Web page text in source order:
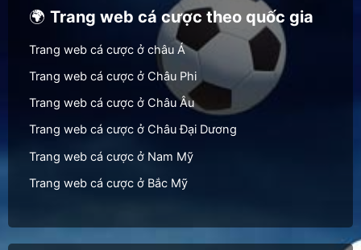
🌍Trang web cá cược theo quốc gia
Trang web cá cược ở châu Á
Trang web cá cược ở Châu Phi
Trang web cá cược ở Châu Âu
Trang web cá cược ở Châu Đại Dương
Trang web cá cược ở Nam Mỹ
Trang web cá cược ở Bắc Mỹ